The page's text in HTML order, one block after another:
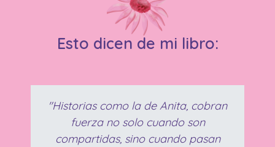
Esto dicen de mi libro:
"Historias como la de Anita, cobran
fuerza no solo cuando son
compartidas, sino cuando pasan